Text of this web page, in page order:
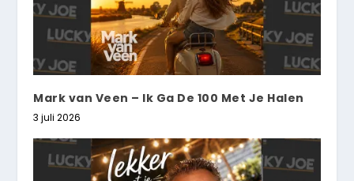
Mark van Veen – Ik Ga De 100 Met Je Halen
3 juli 2026